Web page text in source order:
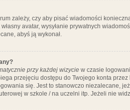
zależy, czy aby pisać wiadomości
avatar, wysyłanie prywatnych
abyś ją wykonał.
przy każdej wizycie w czasie
przejęciu dostępu do Twojego konta
się. Jest to stanowczo niezalecane,
w szkole / na uczelni itp. Jeżeli nie